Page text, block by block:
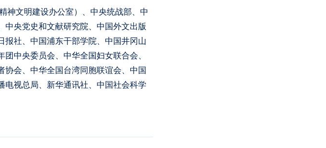
央党史和文献研究院、中国外文出版
社、中国浦东干部学院、中国井冈山
中央委员会、中华全国妇女联合会、
会、中华全国台湾同胞联谊会、中国
电视总局、新华通讯社、中国社会科学